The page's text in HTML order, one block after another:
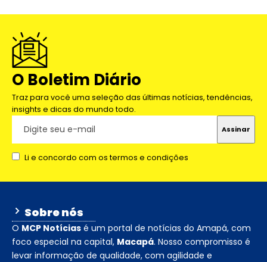
O Boletim Diário
Traz para você uma seleção das últimas notícias, tendências,
insights e dicas do mundo todo.
Li e concordo com os termos e condições
Sobre nós
O MCP Notícias é um portal de notícias do Amapá, com
foco especial na capital, Macapá. Nosso compromisso é
levar informação de qualidade, com agilidade e